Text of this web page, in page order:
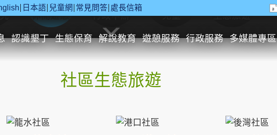
日本語 兒童網 常見問答 處長信箱
認識墾丁 生態保育 解說教育 遊憩服務 行政服務 多媒體專區
休閒遊憩 行政申辦 兒童 生態旅遊
社區生態旅遊